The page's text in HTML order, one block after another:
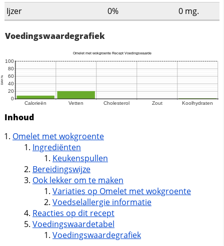
Ijzer 0% 0 mg.
Voedingswaardegrafiek
Inhoud
Omelet met wokgroente
Ingrediënten
Keukenspullen
Bereidingswijze
Ook lekker om te maken
Variaties op Omelet met wokgroente
Voedselallergie informatie
Reacties op dit recept
Voedingswaardetabel
Voedingswaardegrafiek